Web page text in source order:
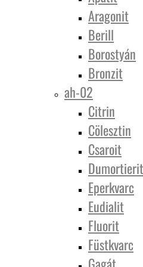
Aragonit
Berill
Borostyán
Bronzit
ah-02
Citrin
Cölesztin
Csaroit
Dumortierit
Eperkvarc
Eudialit
Fluorit
Füstkvarc